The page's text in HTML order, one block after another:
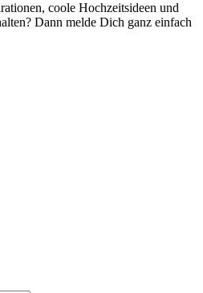
coole Hochzeitsideen und
Dann melde Dich ganz einfach